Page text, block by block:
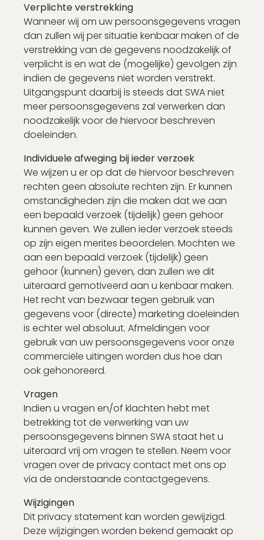
Verplichte verstrekking
Wanneer wij om uw persoonsgegevens vragen
dan zullen wij per situatie kenbaar maken of de
verstrekking van de gegevens noodzakelijk of
verplicht is en wat de (mogelijke) gevolgen zijn
indien de gegevens niet worden verstrekt.
Uitgangspunt daarbij is steeds dat SWA niet
meer persoonsgegevens zal verwerken dan
noodzakelijk voor de hiervoor beschreven
doeleinden.
Individuele afweging bij ieder verzoek
We wijzen u er op dat de hiervoor beschreven
rechten geen absolute rechten zijn. Er kunnen
omstandigheden zijn die maken dat we aan
een bepaald verzoek (tijdelijk) geen gehoor
kunnen geven. We zullen ieder verzoek steeds
op zijn eigen merites beoordelen. Mochten we
aan een bepaald verzoek (tijdelijk) geen
gehoor (kunnen) geven, dan zullen we dit
uiteraard gemotiveerd aan u kenbaar maken.
Het recht van bezwaar tegen gebruik van
gegevens voor (directe) marketing doeleinden
is echter wel absoluut. Afmeldingen voor
gebruik van uw persoonsgegevens voor onze
commerciële uitingen worden dus hoe dan
ook gehonoreerd.
Vragen
Indien u vragen en/of klachten hebt met
betrekking tot de verwerking van uw
persoonsgegevens binnen SWA staat het u
uiteraard vrij om vragen te stellen. Neem voor
vragen over de privacy contact met ons op
via de onderstaande contactgegevens.
Wijzigingen
Dit privacy statement kan worden gewijzigd.
Deze wijzigingen worden bekend gemaakt op